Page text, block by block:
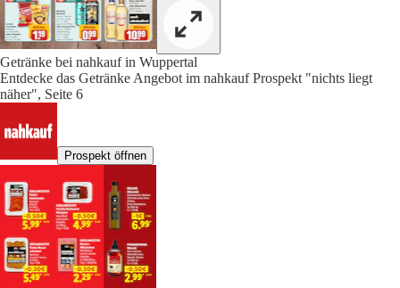
Getränke bei nahkauf in Wuppertal
Entdecke das Getränke Angebot im nahkauf Prospekt "nichts liegt
näher", Seite 6
Prospekt öffnen